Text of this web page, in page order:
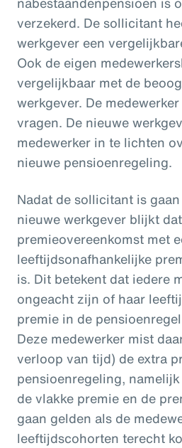
verzekerd. De sollicitant
werkgever een
Ook de eigen
vergelijkbaar met de
werkgever. De
vragen. De nieuwe
medewerker in te lichten
nieuwe pensioenregeling.
Nadat de sollicitant is
nieuwe werkgever blijkt
premieovereenkomst met
leeftijdsonafhankelijke
is. Dit betekent dat iedere
ongeacht zijn of haar
premie in de
Deze medewerker mist
verloop van tijd) de extra
pensioenregeling,
de vlakke premie en de
gaan gelden als de
leeftijdscohorten terecht